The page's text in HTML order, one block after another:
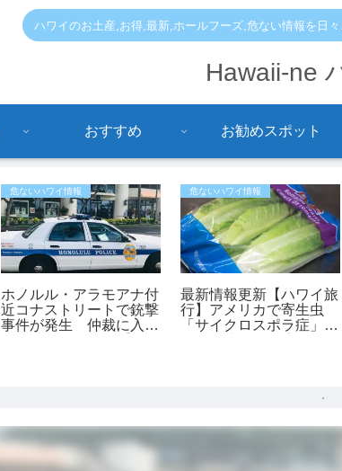
ハワイのお土産,お得,最新,ホールフーズ,危ない情報を日
Hawaii-ne
おすすめ お勧めスポット
危ないハワイ情報
ホノルル・アラモアナ付
近コナストリートで銃撃
事件が発生 仲裁に入っ
危ないハワイ情報
最新情報更新【ハワイ旅
行】アメリカで寄生虫
「サイクロスポラ症」が